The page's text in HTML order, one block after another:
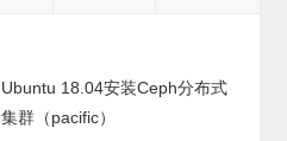
Ubuntu 18.04安装Ceph分布式
集群（pacific）